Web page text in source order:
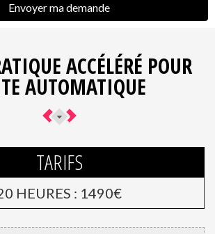
ACCÉLÉRÉ POUR
AUTOMATIQUE
TARIFS
HEURES : 1490€